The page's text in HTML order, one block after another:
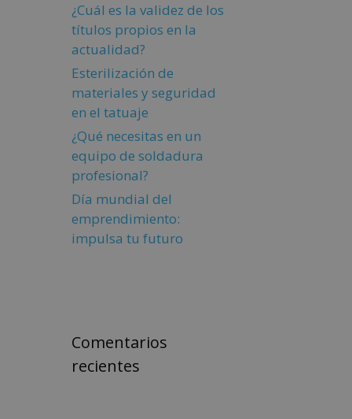
¿Cuál es la validez de los
títulos propios en la
actualidad?
Esterilización de
materiales y seguridad
en el tatuaje
¿Qué necesitas en un
equipo de soldadura
profesional?
Día mundial del
emprendimiento:
impulsa tu futuro
Comentarios
recientes